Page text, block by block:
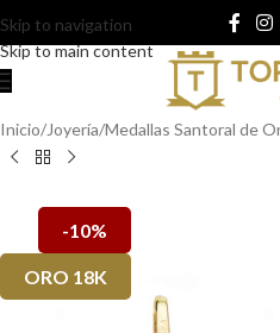
Skip to navigation
Skip to main content
Inicio/Joyería/Medallas Santoral de
-10%
ORO 18K